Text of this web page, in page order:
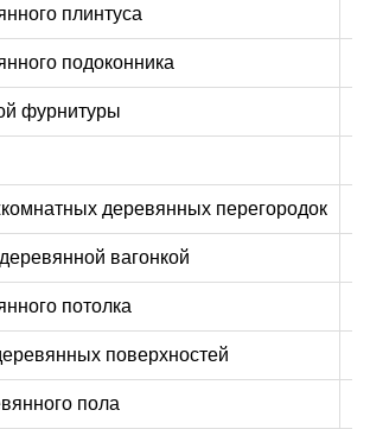
плинтуса
подоконника
фурнитуры
деревянных перегородок
вагонкой
потолка
поверхностей
пола